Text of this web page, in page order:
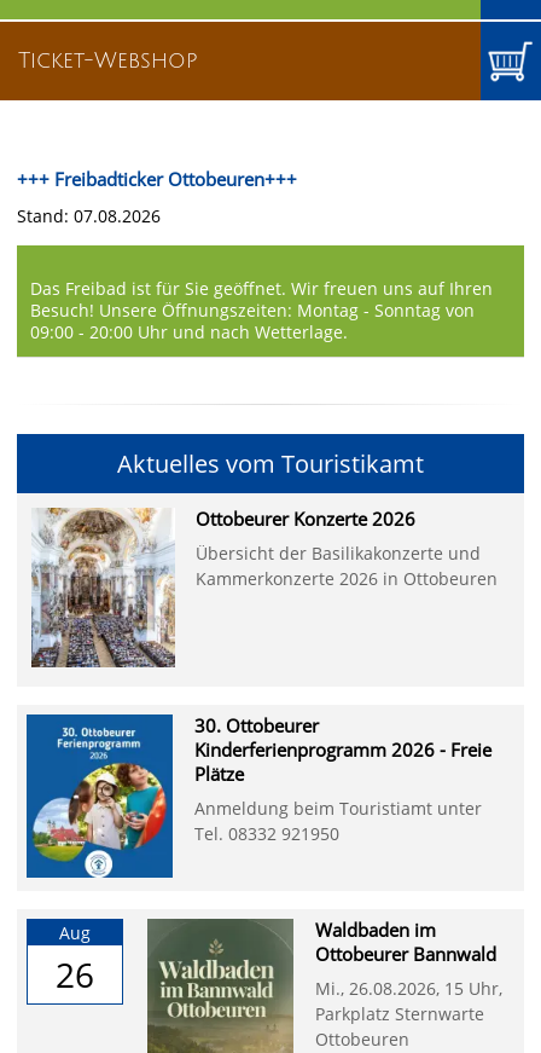
Ticket-Webshop
+++ Freibadticker Ottobeuren+++
Stand: 07.08.2026
Das Freibad ist für Sie geöffnet. Wir freuen uns auf Ihren
Besuch! Unsere Öffnungszeiten: Montag - Sonntag von
09:00 - 20:00 Uhr und nach Wetterlage.
Aktuelles vom Touristikamt
Ottobeurer Konzerte 2026
Übersicht der Basilikakonzerte und
Kammerkonzerte 2026 in Ottobeuren
30. Ottobeurer
Kinderferienprogramm 2026 - Freie
Plätze
Anmeldung beim Touristiamt unter
Tel. 08332 921950
Aug
26
Waldbaden im
Ottobeurer Bannwald
Mi., 26.08.2026, 15 Uhr,
Parkplatz Sternwarte
Ottobeuren